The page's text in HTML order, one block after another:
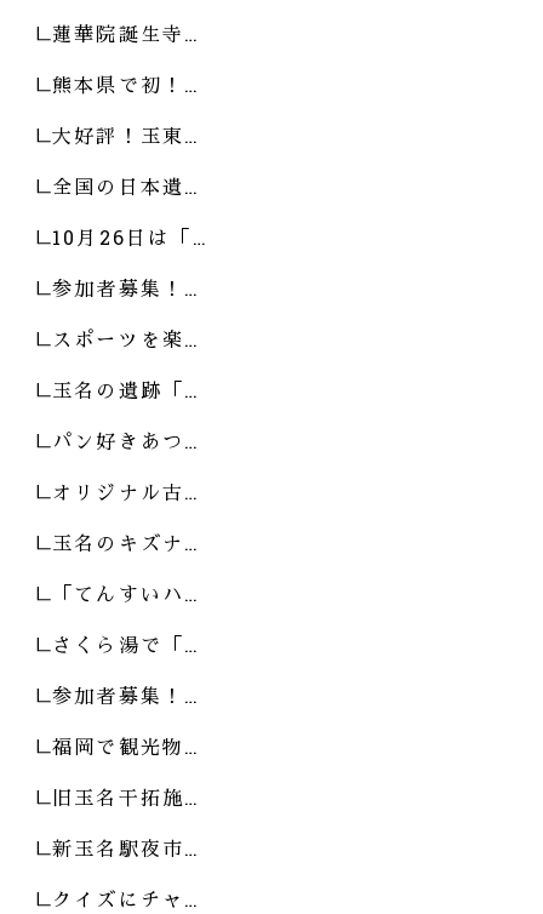
蓮華院誕生寺…
熊本県で初！…
大好評！玉東…
全国の日本遺…
10月26日は「…
参加者募集！…
スポーツを楽…
玉名の遺跡「…
パン好きあつ…
オリジナル古…
玉名のキズナ…
「てんすいハ…
さくら湯で「…
参加者募集！…
福岡で観光物…
旧玉名干拓施…
新玉名駅夜市…
クイズにチャ…